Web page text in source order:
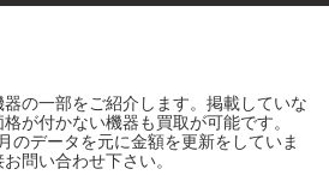
の一部をご紹介します。掲載していな
が付かない機器も買取が可能です。
のデータを元に金額を更新をしていま
問い合わせ下さい。